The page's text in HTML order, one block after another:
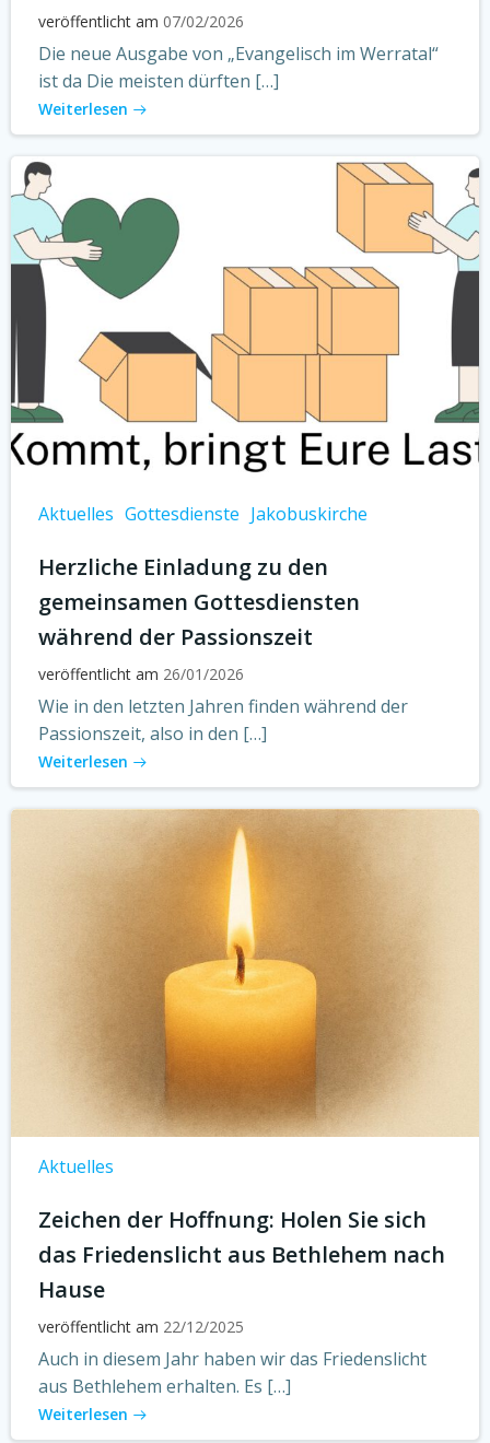
veröffentlicht am 07/02/2026
Die neue Ausgabe von „Evangelisch im Werratal“
ist da Die meisten dürften […]
Weiterlesen
Aktuelles Gottesdienste Jakobuskirche
Herzliche Einladung zu den
gemeinsamen Gottesdiensten
während der Passionszeit
veröffentlicht am 26/01/2026
Wie in den letzten Jahren finden während der
Passionszeit, also in den […]
Weiterlesen
Aktuelles
Zeichen der Hoffnung: Holen Sie sich
das Friedenslicht aus Bethlehem nach
Hause
veröffentlicht am 22/12/2025
Auch in diesem Jahr haben wir das Friedenslicht
aus Bethlehem erhalten. Es […]
Weiterlesen